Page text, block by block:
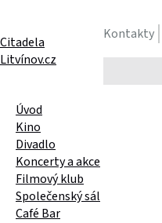
Kontakty
text
Citadela
Litvínov.cz
Úvod
Kino
Divadlo
Koncerty a akce
Filmový klub
Společenský sál
Café Bar